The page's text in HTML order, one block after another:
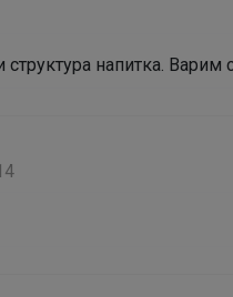
напитка. Варим